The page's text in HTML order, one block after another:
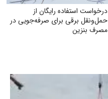
درخواست استفاده رایگان از
حمل‌ونقل برقی برای صرفه‌جویی در
مصرف بنزین